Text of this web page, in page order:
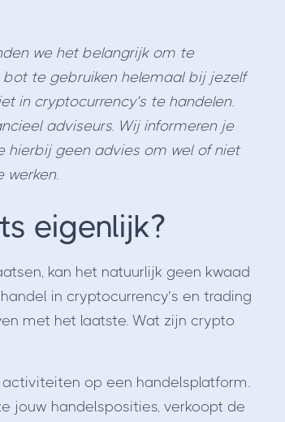
we het belangrijk om te
te gebruiken helemaal bij jezelf
in cryptocurrency’s te handelen.
adviseurs. Wij informeren je
hierbij geen advies om wel of niet
werken.
eigenlijk?
kan het natuurlijk geen kwaad
in cryptocurrency’s en trading
met het laatste. Wat zijn crypto
op een handelsplatform.
jouw handelsposities, verkoopt de